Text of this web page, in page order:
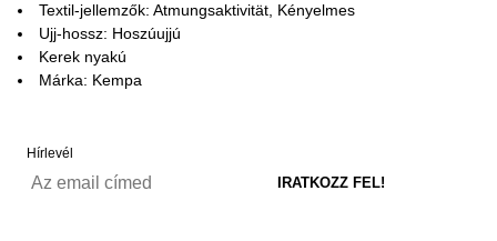
Textil-jellemzők: Atmungsaktivität, Kényelmes
Ujj-hossz: Hoszúujjú
Kerek nyakú
Márka: Kempa
Hírlevél